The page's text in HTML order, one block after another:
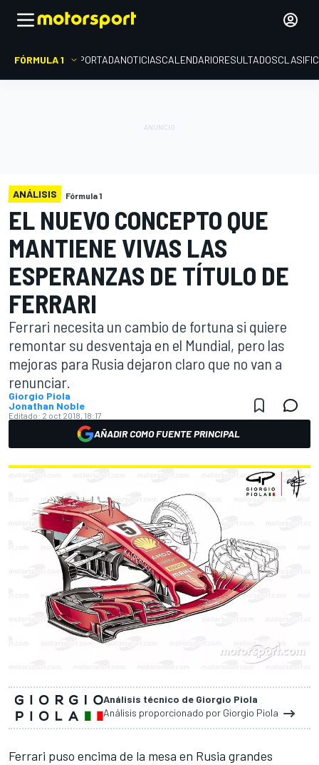
FÓRMULA 1 PORTADANOTICIASCALENDARIORESULTADOS
ANÁLISIS Fórmula 1
EL NUEVO CONCEPTO QUE
MANTIENE VIVAS LAS
ESPERANZAS DE TÍTULO DE
FERRARI
Ferrari necesita un cambio de fortuna si quiere
remontar su desventaja en el Mundial, pero las
mejoras para Rusia dejaron claro que no van a
renunciar.
Giorgio Piola
Jonathan Noble
Editado: 2 oct 2018, 18:17
AÑADIR COMO FUENTE PRINCIPAL
Análisis técnico de Giorgio Piola
Análisis proporcionado por Giorgio Piola
Ferrari puso encima de la mesa en Rusia grandes